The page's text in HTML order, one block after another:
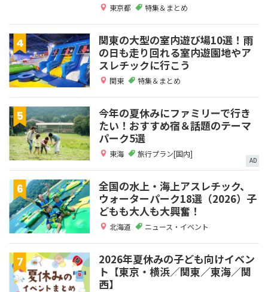
東京都 特集＆まとめ
関東の大型の室内遊び場10選！雨
の日も走り回れる室内遊園地やア
スレチックに行こう
関東 特集＆まとめ
今年の夏休みにファミリーで行き
たい！おすすめ宿＆話題のテーマ
パーク5選
東海 旅行プラン[国内]
AD
全国の水上・海上アスレチック、
ウォーターパーク18選（2026）子
どもも大人も大興奮！
北海道 ニュース・イベント
2026年夏休みの子ども向けイベン
ト【東京・横浜／関東／東海／関
西】